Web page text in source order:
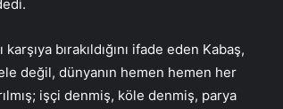
bırakıldığını ifade eden Kabaş,
değil, dünyanın hemen hemen her
işçi denmiş, köle denmiş, parya